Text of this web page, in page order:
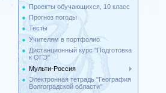
Проекты обучающихся, 10 класс
Прогноз погоды
Тесты
Учителям в портфолио
Дистанционный курс "Подготовка
к ОГЭ"
Мульти-Россия
Электронная тетрадь "География
Волгоградской области"